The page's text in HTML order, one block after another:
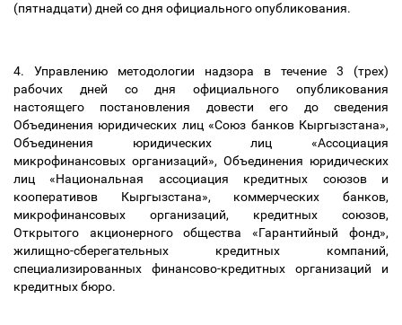
(пятнадцати) дней со дня официального опубликования.
4. Управлению методологии надзора в течение 3 (трех)
рабочих дней со дня официального опубликования
настоящего постановления довести его до сведения
Объединения юридических лиц «Союз банков Кыргызстана»,
Объединения юридических лиц «Ассоциация
микрофинансовых организаций», Объединения юридических
лиц «Национальная ассоциация кредитных союзов и
кооперативов Кыргызстана», коммерческих банков,
микрофинансовых организаций, кредитных союзов,
Открытого акционерного общества «Гарантийный фонд»,
жилищно-сберегательных кредитных компаний,
специализированных финансово-кредитных организаций и
кредитных бюро.